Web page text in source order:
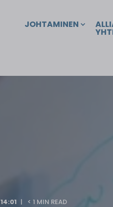
JOHTAMINEN
< 1 MIN READ